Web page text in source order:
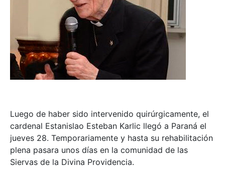
Luego de haber sido intervenido quirúrgicamente, el
cardenal Estanislao Esteban Karlic llegó a Paraná el
jueves 28. Temporariamente y hasta su rehabilitación
plena pasara unos días en la comunidad de las
Siervas de la Divina Providencia.